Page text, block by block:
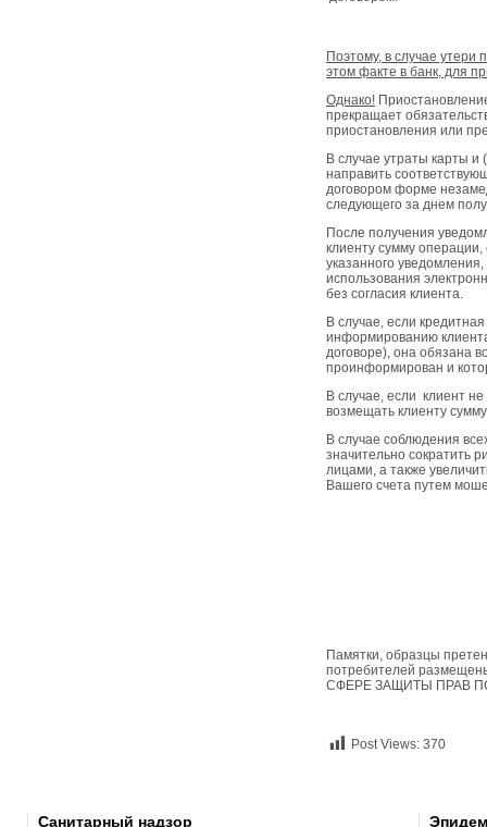
Поэтому, в случае утери
этом факте в банк, для
Однако!
прекращает
приостановления или
В случае утраты карты и
направить
договором форме
следующего за днем
После получения
клиенту сумму
указанного
использования
без согласия клиента.
В случае, если
информированию
договоре), она обязана
проинформирован и
В случае, если клиент
возмещать клиенту
В случае соблюдения
значительно сократить
лицами, а также
Вашего счета путем
Памятки, образцы
потребителей
СФЕРЕ ЗАЩИТЫ ПРАВ
Post Views: 370
Санитарный надзор